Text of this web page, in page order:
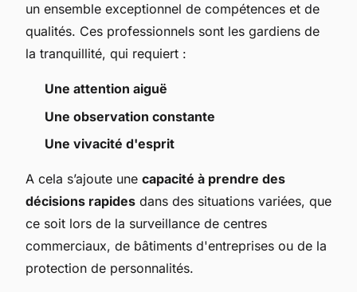
un ensemble exceptionnel de compétences et de
qualités. Ces professionnels sont les gardiens de
la tranquillité, qui requiert :
Une attention aiguë
Une observation constante
Une vivacité d'esprit
A cela s’ajoute une capacité à prendre des
décisions rapides dans des situations variées, que
ce soit lors de la surveillance de centres
commerciaux, de bâtiments d'entreprises ou de la
protection de personnalités.